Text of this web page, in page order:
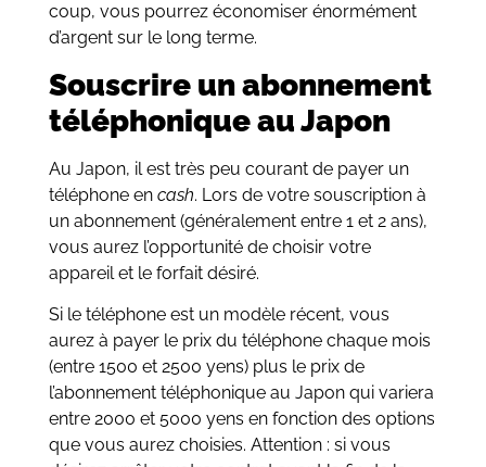
coup, vous pourrez économiser énormément
d’argent sur le long terme.
Souscrire un abonnement
téléphonique au Japon
Au Japon, il est très peu courant de payer un
téléphone en cash. Lors de votre souscription à
un abonnement (généralement entre 1 et 2 ans),
vous aurez l’opportunité de choisir votre
appareil et le forfait désiré.
Si le téléphone est un modèle récent, vous
aurez à payer le prix du téléphone chaque mois
(entre 1500 et 2500 yens) plus le prix de
l’abonnement téléphonique au Japon qui variera
entre 2000 et 5000 yens en fonction des options
que vous aurez choisies. Attention : si vous